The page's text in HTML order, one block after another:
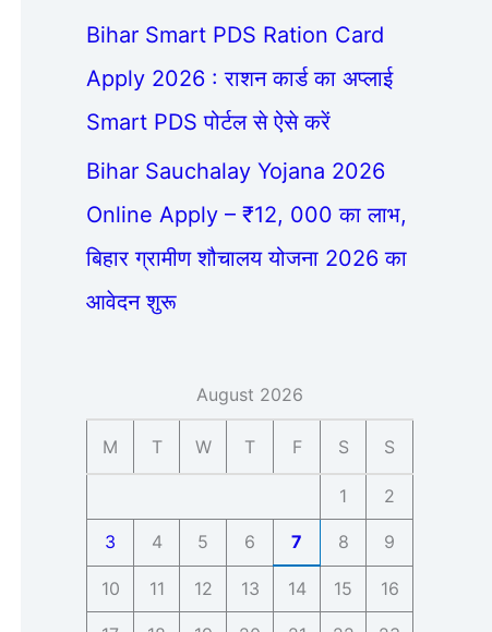
Bihar Smart PDS Ration Card
Apply 2026 : राशन कार्ड का अप्लाई
Smart PDS पोर्टल से ऐसे करें
Bihar Sauchalay Yojana 2026
Online Apply – ₹12, 000 का लाभ,
बिहार ग्रामीण शौचालय योजना 2026 का
आवेदन शुरू
August 2026
M T W T F S S
1 2
3 4 5 6 7 8 9
10 11 12 13 14 15 16